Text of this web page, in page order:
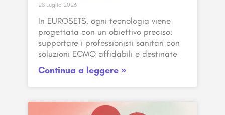
28 Luglio 2026
In EUROSETS, ogni tecnologia viene
progettata con un obiettivo preciso:
supportare i professionisti sanitari con
soluzioni ECMO affidabili e destinate
Continua a leggere »